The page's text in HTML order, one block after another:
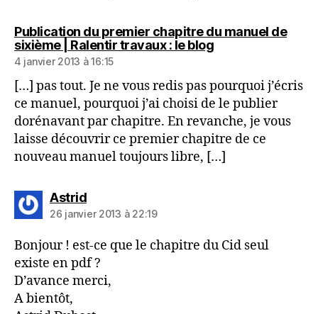
Publication du premier chapitre du manuel de
sixième | Ralentir travaux : le blogdit :
4 janvier 2013 à 16:15
[…] pas tout. Je ne vous redis pas pourquoi j’écris
ce manuel, pourquoi j’ai choisi de le publier
dorénavant par chapitre. En revanche, je vous
laisse découvrir ce premier chapitre de ce
nouveau manuel toujours libre, […]
Astriddit :
26 janvier 2013 à 22:19
Bonjour ! est-ce que le chapitre du Cid seul
existe en pdf ?
D’avance merci,
A bientôt,